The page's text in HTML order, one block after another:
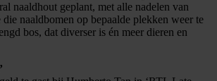
naaldhout geplant, met alle nadelen van
naaldbomen op bepaalde plekken weer te
bos, dat diverser is én meer dieren en